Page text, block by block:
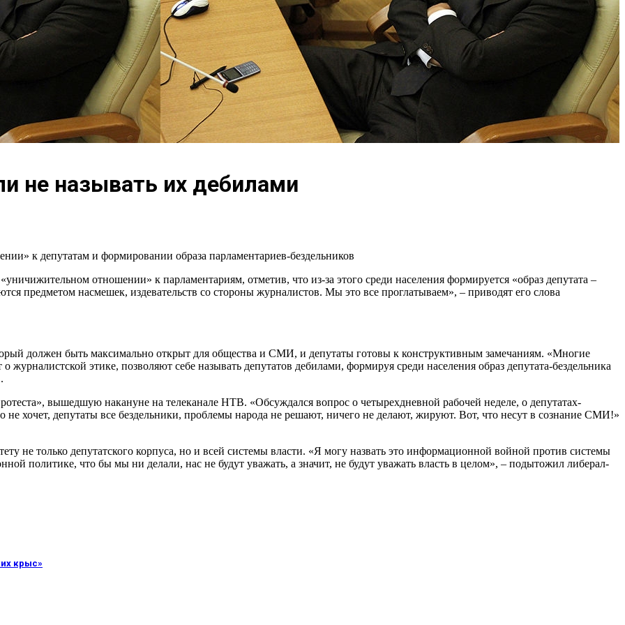
не называть их дебилами
к депутатам и формировании образа парламентариев-бездельников
отношении» к парламентариям, отметив, что из-за этого среди населения формируется «образ депутата –
предметом насмешек, издевательств со стороны журналистов. Мы это все проглатываем», – приводят его слова
должен быть максимально открыт для общества и СМИ, и депутаты готовы к конструктивным замечаниям. «Многие
этике, позволяют себе называть депутатов дебилами, формируя среди населения образ депутата-бездельника
вышедшую накануне на телеканале НТВ. «Обсуждался вопрос о четырехдневной рабочей неделе, о депутатах-
не хочет, депутаты все бездельники, проблемы народа не решают, ничего не делают, жируют. Вот, что несут в сознание СМИ!»
не только депутатского корпуса, но и всей системы власти. «Я могу назвать это информационной войной против системы
политике, что бы мы ни делали, нас не будут уважать, а значит, не будут уважать власть в целом», – подытожил либерал-
крыс»